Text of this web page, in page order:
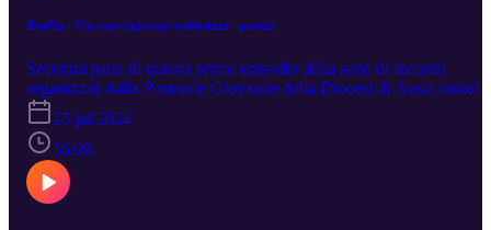
RiseUp - Chi sono i giovani valdostani - parte2
Seconda parte di questo primo episodio della serie di incontri
organizzati dalla Pastorale Giovanile della Diocesi di Aosta
"Rise-Up". In questo episodio ci accompagnerà il sacerdote
salesiano don Rossano Sala, professore ordinario di Teologia
pastorale presso l'Università Pontificia Salesiana di Roma e
Consultore della Segreteria del Sinodo dei Vescovi.
25 jul 2024
56:09